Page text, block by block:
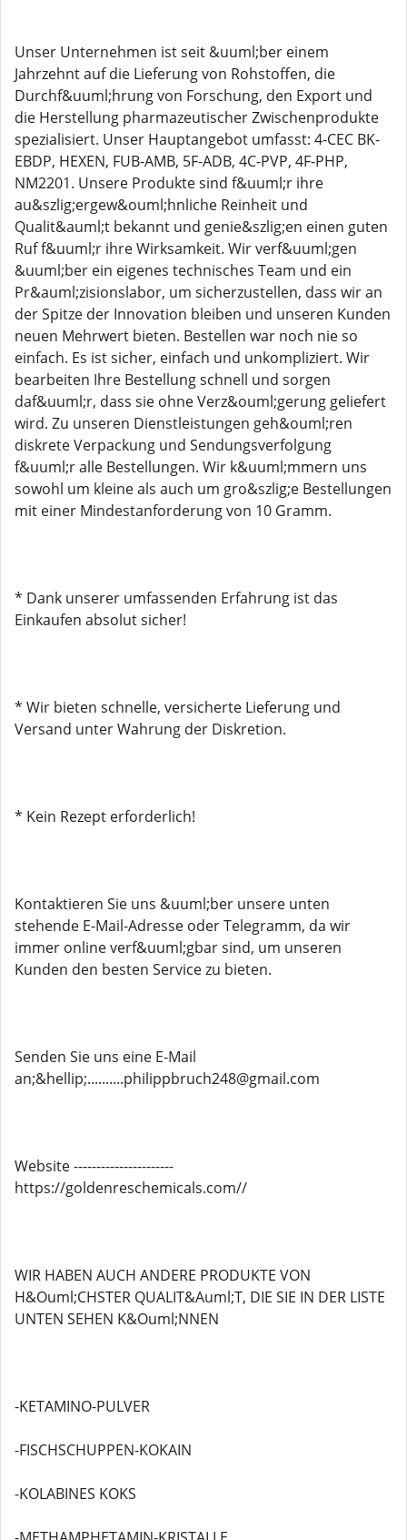
Unser Unternehmen ist seit &uuml;ber einem
Jahrzehnt auf die Lieferung von Rohstoffen, die
Durchf&uuml;hrung von Forschung, den Export und
die Herstellung pharmazeutischer Zwischenprodukte
spezialisiert. Unser Hauptangebot umfasst: 4-CEC BK-
EBDP, HEXEN, FUB-AMB, 5F-ADB, 4C-PVP, 4F-PHP,
NM2201. Unsere Produkte sind f&uuml;r ihre
au&szlig;ergew&ouml;hnliche Reinheit und
Qualit&auml;t bekannt und genie&szlig;en einen guten
Ruf f&uuml;r ihre Wirksamkeit. Wir verf&uuml;gen
&uuml;ber ein eigenes technisches Team und ein
Pr&auml;zisionslabor, um sicherzustellen, dass wir an
der Spitze der Innovation bleiben und unseren Kunden
neuen Mehrwert bieten. Bestellen war noch nie so
einfach. Es ist sicher, einfach und unkompliziert. Wir
bearbeiten Ihre Bestellung schnell und sorgen
daf&uuml;r, dass sie ohne Verz&ouml;gerung geliefert
wird. Zu unseren Dienstleistungen geh&ouml;ren
diskrete Verpackung und Sendungsverfolgung
f&uuml;r alle Bestellungen. Wir k&uuml;mmern uns
sowohl um kleine als auch um gro&szlig;e Bestellungen
mit einer Mindestanforderung von 10 Gramm.
* Dank unserer umfassenden Erfahrung ist das
Einkaufen absolut sicher!
* Wir bieten schnelle, versicherte Lieferung und
Versand unter Wahrung der Diskretion.
* Kein Rezept erforderlich!
Kontaktieren Sie uns &uuml;ber unsere unten
stehende E-Mail-Adresse oder Telegramm, da wir
immer online verf&uuml;gbar sind, um unseren
Kunden den besten Service zu bieten.
Senden Sie uns eine E-Mail
an;&hellip;..........philippbruch248@gmail.com
Website ----------------------
https://goldenreschemicals.com//
WIR HABEN AUCH ANDERE PRODUKTE VON
H&Ouml;CHSTER QUALIT&Auml;T, DIE SIE IN DER LISTE
UNTEN SEHEN K&Ouml;NNEN
-KETAMINO-PULVER
-FISCHSCHUPPEN-KOKAIN
-KOLABINES KOKS